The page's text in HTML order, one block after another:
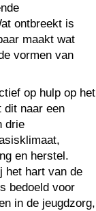
ontbreekt is
maakt wat
vormen van
op hulp op het
dit naar een
drie
en herstel.
het hart van de
bedoeld voor
in de jeugdzorg,